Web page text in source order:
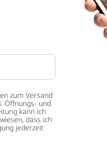
zum Versand
Öffnungs- und
kann ich
dass ich
jederzeit